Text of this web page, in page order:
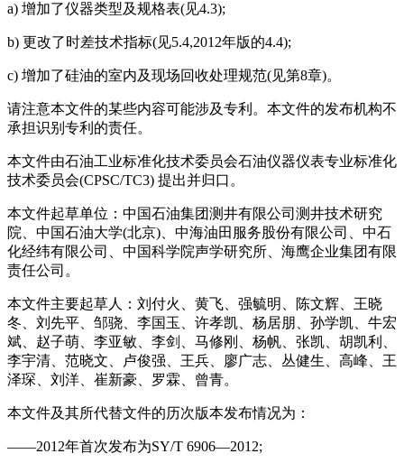
a) 增加了仪器类型及规格表(见4.3);
b) 更改了时差技术指标(见5.4,2012年版的4.4);
c) 增加了硅油的室内及现场回收处理规范(见第8章)。
请注意本文件的某些内容可能涉及专利。本文件的发布机构不
承担识别专利的责任。
本文件由石油工业标准化技术委员会石油仪器仪表专业标准化
技术委员会(CPSC/TC3) 提出并归口。
本文件起草单位：中国石油集团测井有限公司测井技术研究
院、中国石油大学(北京)、中海油田服务股份有限公司、中石
化经纬有限公司、中国科学院声学研究所、海鹰企业集团有限
责任公司。
本文件主要起草人：刘付火、黄飞、强毓明、陈文辉、王晓
冬、刘先平、邹骁、李国玉、许孝凯、杨居朋、孙学凯、牛宏
斌、赵子萌、李亚敏、李剑、马修刚、杨帆、张凯、胡凯利、
李宇清、范晓文、卢俊强、王兵、廖广志、丛健生、高峰、王
泽琛、刘洋、崔新豪、罗霖、曾青。
本文件及其所代替文件的历次版本发布情况为：
——2012年首次发布为SY/T 6906—2012;